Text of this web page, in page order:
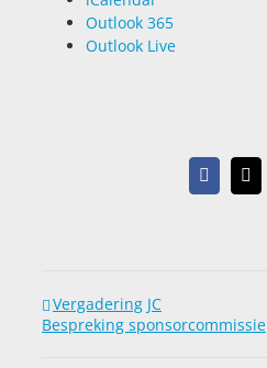
Outlook 365
Outlook Live
Facebook
X
Vergadering JC
Bespreking sponsorcommissie